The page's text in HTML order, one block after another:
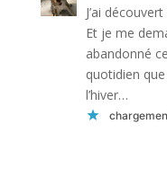
J’ai
Et je me
abandonné
quotidien
l’hiver…